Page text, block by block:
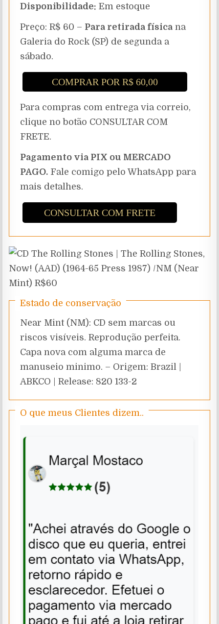
Disponibilidade: Em estoque
Preço: R$ 60 – Para retirada física na
Galeria do Rock (SP) de segunda a
sábado.
COMPRAR POR R$ 60,00
Para compras com entrega via correio,
clique no botão CONSULTAR COM
FRETE.
Pagamento via PIX ou MERCADO
PAGO. Fale comigo pelo WhatsApp para
mais detalhes.
CONSULTAR COM FRETE
Estado de conservação
Near Mint (NM): CD sem marcas ou
riscos visíveis. Reprodução perfeita.
Capa nova com alguma marca de
manuseio minimo. – Origem: Brazil |
ABKCO | Release: 820 133-2
O que meus Clientes dizem..